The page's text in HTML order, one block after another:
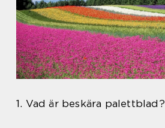
1. Vad är beskära palettblad?